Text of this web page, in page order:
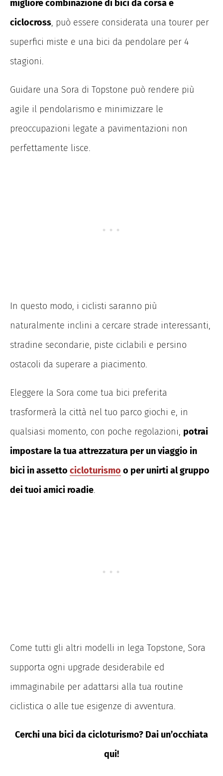
migliore combinazione di bici da corsa e
ciclocross, può essere considerata una tourer per
superfici miste e una bici da pendolare per 4
stagioni.
Guidare una Sora di Topstone può rendere più
agile il pendolarismo e minimizzare le
preoccupazioni legate a pavimentazioni non
perfettamente lisce.
In questo modo, i ciclisti saranno più
naturalmente inclini a cercare strade interessanti,
stradine secondarie, piste ciclabili e persino
ostacoli da superare a piacimento.
Eleggere la Sora come tua bici preferita
trasformerà la città nel tuo parco giochi e, in
qualsiasi momento, con poche regolazioni, potrai
impostare la tua attrezzatura per un viaggio in
bici in assetto cicloturismo o per unirti al gruppo
dei tuoi amici roadie.
Come tutti gli altri modelli in lega Topstone, Sora
supporta ogni upgrade desiderabile ed
immaginabile per adattarsi alla tua routine
ciclistica o alle tue esigenze di avventura.
Cerchi una bici da cicloturismo? Dai un’occhiata
qui!